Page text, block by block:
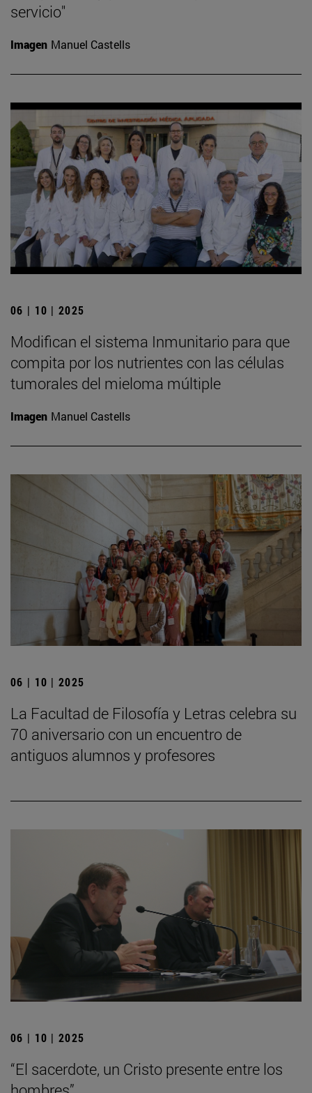
servicio"
Imagen Manuel Castells
06 | 10 | 2025
Modifican el sistema Inmunitario para que
compita por los nutrientes con las células
tumorales del mieloma múltiple
Imagen Manuel Castells
06 | 10 | 2025
La Facultad de Filosofía y Letras celebra su
70 aniversario con un encuentro de
antiguos alumnos y profesores
06 | 10 | 2025
“El sacerdote, un Cristo presente entre los